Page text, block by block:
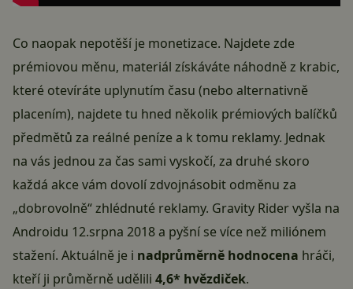
Co naopak nepotěší je monetizace. Najdete zde
prémiovou měnu, materiál získáváte náhodně z krabic,
které otevíráte uplynutím času (nebo alternativně
placením), najdete tu hned několik prémiových balíčků
předmětů za reálné peníze a k tomu reklamy. Jednak
na vás jednou za čas sami vyskočí, za druhé skoro
každá akce vám dovolí zdvojnásobit odměnu za
„dobrovolně“ zhlédnuté reklamy. Gravity Rider vyšla na
Androidu 12.srpna 2018 a pyšní se více než miliónem
stažení. Aktuálně je i nadprůměrně hodnocena hráči,
kteří ji průměrně udělili 4,6* hvězdiček.